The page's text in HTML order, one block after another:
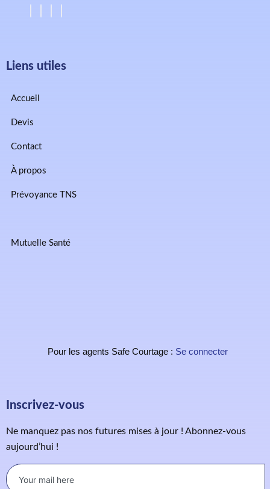
Liens utiles
Accueil
Devis
Contact
À propos
Prévoyance TNS
Mutuelle Santé
Pour les agents Safe Courtage : Se connecter
Inscrivez-vous
Ne manquez pas nos futures mises à jour ! Abonnez-vous
aujourd’hui !